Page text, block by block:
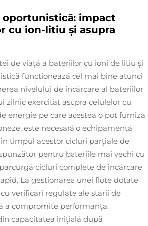
oportunistică: impact
cu ion-litiu și asupra
de viață a bateriilor cu ioni de litiu și
funcționează cel mai bine atunci
nivelului de încărcare al bateriilor
zilnic exercitat asupra celulelor cu
energie pe care acestea o pot furniza
este necesară o echipamentă
timpul acestor cicluri parțiale de
pentru bateriile mai vechi cu
cicluri complete de încărcare
La gestionarea unei flote dotate
verificări regulate ale stării de
a compromite performanța.
capacitatea inițială după